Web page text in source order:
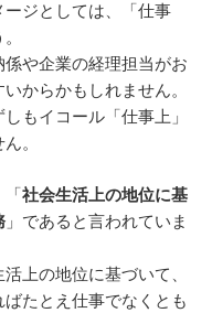
ジとしては、「仕事
や企業の経理担当がお
からかもしれません。
もイコール「仕事上」
。
「社会生活上の地位に基
」であると言われていま
上の地位に基づいて、
たとえ仕事でなくとも